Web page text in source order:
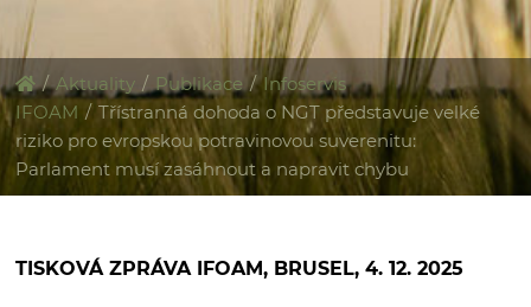
/ Aktuality / Publikace / Infoservis
IFOAM / Třístranná dohoda o NGT představuje velké
riziko pro evropskou potravinovou suverenitu:
Parlament musí zasáhnout a napravit chybu
TISKOVÁ ZPRÁVA IFOAM, BRUSEL, 4. 12. 2025